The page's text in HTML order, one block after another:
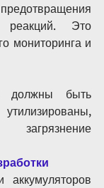
реакций. Это
мониторинга и
должны быть